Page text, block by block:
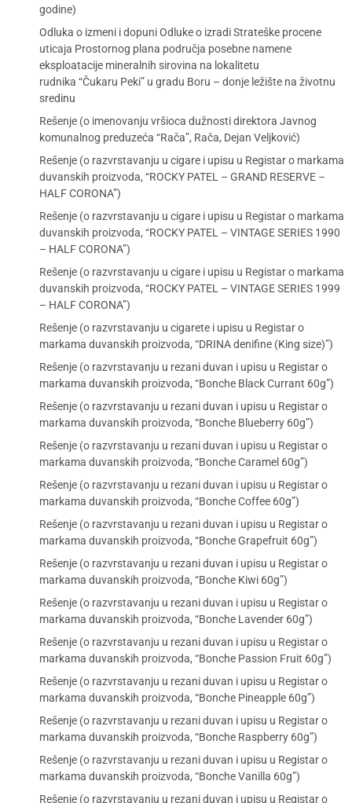
godine)
Odluka o izmeni i dopuni Odluke o izradi Strateške procene
uticaja Prostornog plana područja posebne namene
eksploatacije mineralnih sirovina na lokalitetu
rudnika “Čukaru Peki” u gradu Boru – donje ležište na životnu
sredinu
Rešenje (o imenovanju vršioca dužnosti direktora Javnog
komunalnog preduzeća “Rača”, Rača, Dejan Veljković)
Rešenje (o razvrstavanju u cigare i upisu u Registar o markama
duvanskih proizvoda, “ROCKY PATEL – GRAND RESERVE –
HALF CORONA”)
Rešenje (o razvrstavanju u cigare i upisu u Registar o markama
duvanskih proizvoda, “ROCKY PATEL – VINTAGE SERIES 1990
– HALF CORONA”)
Rešenje (o razvrstavanju u cigare i upisu u Registar o markama
duvanskih proizvoda, “ROCKY PATEL – VINTAGE SERIES 1999
– HALF CORONA”)
Rešenje (o razvrstavanju u cigarete i upisu u Registar o
markama duvanskih proizvoda, “DRINA denifine (King size)”)
Rešenje (o razvrstavanju u rezani duvan i upisu u Registar o
markama duvanskih proizvoda, “Bonche Black Currant 60g”)
Rešenje (o razvrstavanju u rezani duvan i upisu u Registar o
markama duvanskih proizvoda, “Bonche Blueberry 60g”)
Rešenje (o razvrstavanju u rezani duvan i upisu u Registar o
markama duvanskih proizvoda, “Bonche Caramel 60g”)
Rešenje (o razvrstavanju u rezani duvan i upisu u Registar o
markama duvanskih proizvoda, “Bonche Coffee 60g”)
Rešenje (o razvrstavanju u rezani duvan i upisu u Registar o
markama duvanskih proizvoda, “Bonche Grapefruit 60g”)
Rešenje (o razvrstavanju u rezani duvan i upisu u Registar o
markama duvanskih proizvoda, “Bonche Kiwi 60g”)
Rešenje (o razvrstavanju u rezani duvan i upisu u Registar o
markama duvanskih proizvoda, “Bonche Lavender 60g”)
Rešenje (o razvrstavanju u rezani duvan i upisu u Registar o
markama duvanskih proizvoda, “Bonche Passion Fruit 60g”)
Rešenje (o razvrstavanju u rezani duvan i upisu u Registar o
markama duvanskih proizvoda, “Bonche Pineapple 60g”)
Rešenje (o razvrstavanju u rezani duvan i upisu u Registar o
markama duvanskih proizvoda, “Bonche Raspberry 60g”)
Rešenje (o razvrstavanju u rezani duvan i upisu u Registar o
markama duvanskih proizvoda, “Bonche Vanilla 60g”)
Rešenje (o razvrstavanju u rezani duvan i upisu u Registar o